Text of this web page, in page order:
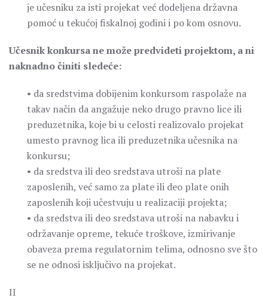
je učesniku za isti projekat već dodeljena državna
pomoć u tekućoj fiskalnoj godini i po kom osnovu.
Učesnik konkursa ne može predvideti projektom, a ni
naknadno činiti sledeće:
• da sredstvima dobijenim konkursom raspolaže na
takav način da angažuje neko drugo pravno lice ili
preduzetnika, koje bi u celosti realizovalo projekat
umesto pravnog lica ili preduzetnika učesnika na
konkursu;
• da sredstva ili deo sredstava utroši na plate
zaposlenih, već samo za plate ili deo plate onih
zaposlenih koji učestvuju u realizaciji projekta;
• da sredstva ili deo sredstava utroši na nabavku i
održavanje opreme, tekuće troškove, izmirivanje
obaveza prema regulatornim telima, odnosno sve što
se ne odnosi isključivo na projekat.
II